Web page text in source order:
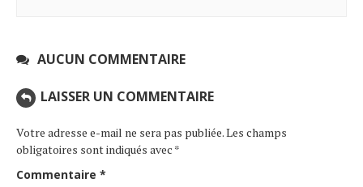
AUCUN COMMENTAIRE
LAISSER UN COMMENTAIRE
Votre adresse e-mail ne sera pas publiée.Les champs
obligatoires sont indiqués avec *
Commentaire *